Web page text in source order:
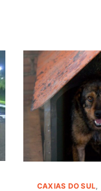
CAXIAS DO SUL